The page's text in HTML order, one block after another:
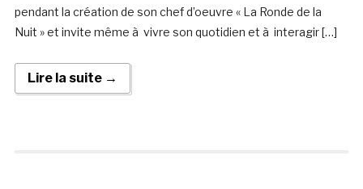
pendant la création de son chef d’oeuvre « La Ronde de la
Nuit » et invite même à vivre son quotidien et à interagir […]
Lire la suite →